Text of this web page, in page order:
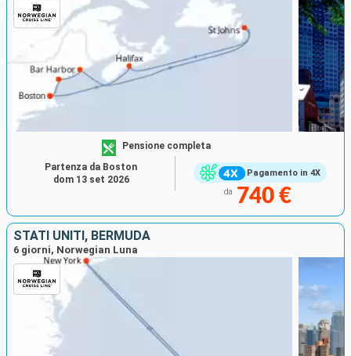
Pagamento in 4X
Pensione completa
da 740 €
Partenza da Boston
dom 13 set 2026
STATI UNITI, BERMUDA
6 giorni, Norwegian Luna